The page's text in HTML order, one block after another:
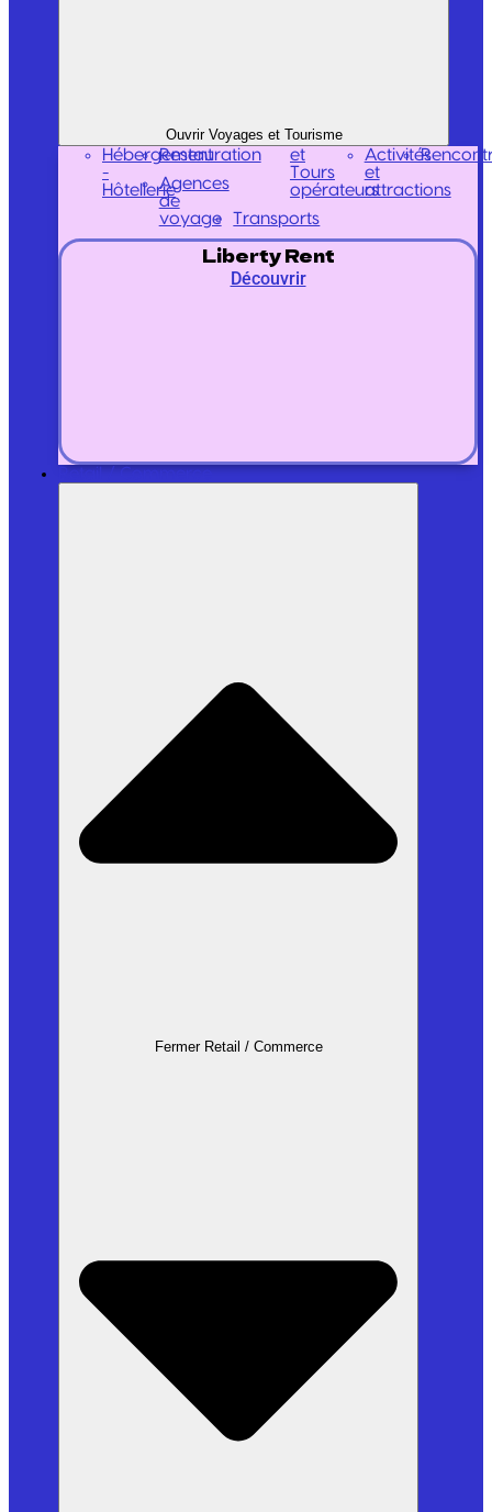
Ouvrir Voyages et Tourisme
Hébergement
-
Hôtellerie
Restauration
Agences
de
voyage
et
Tours
opérateurs
Transports
Activités
et
attractions
Liberty Rent
Découvrir
Retail / Commerce
Fermer Retail / Commerce